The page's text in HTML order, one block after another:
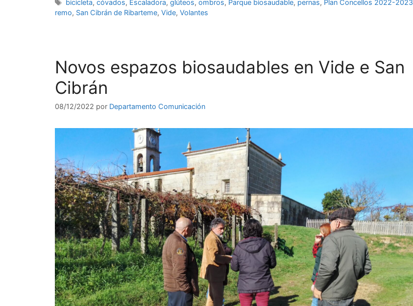
bicicleta, cóvados, Escaladora, glúteos, ombros, Parque biosaudable, pernas, Plan Concellos 2022-2023
remo, San Cibrán de Ribarteme, Vide, Volantes
Novos espazos biosaudables en Vide e San
Cibrán
08/12/2022 por Departamento Comunicación